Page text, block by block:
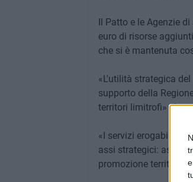
Il Patto e le Agenzie
euro di risorse
che si è mantenuta
«L'utilità strategica
supporto della
territori limitrofi» - ha
«I servizi erogabili
assi strategici:
promozione